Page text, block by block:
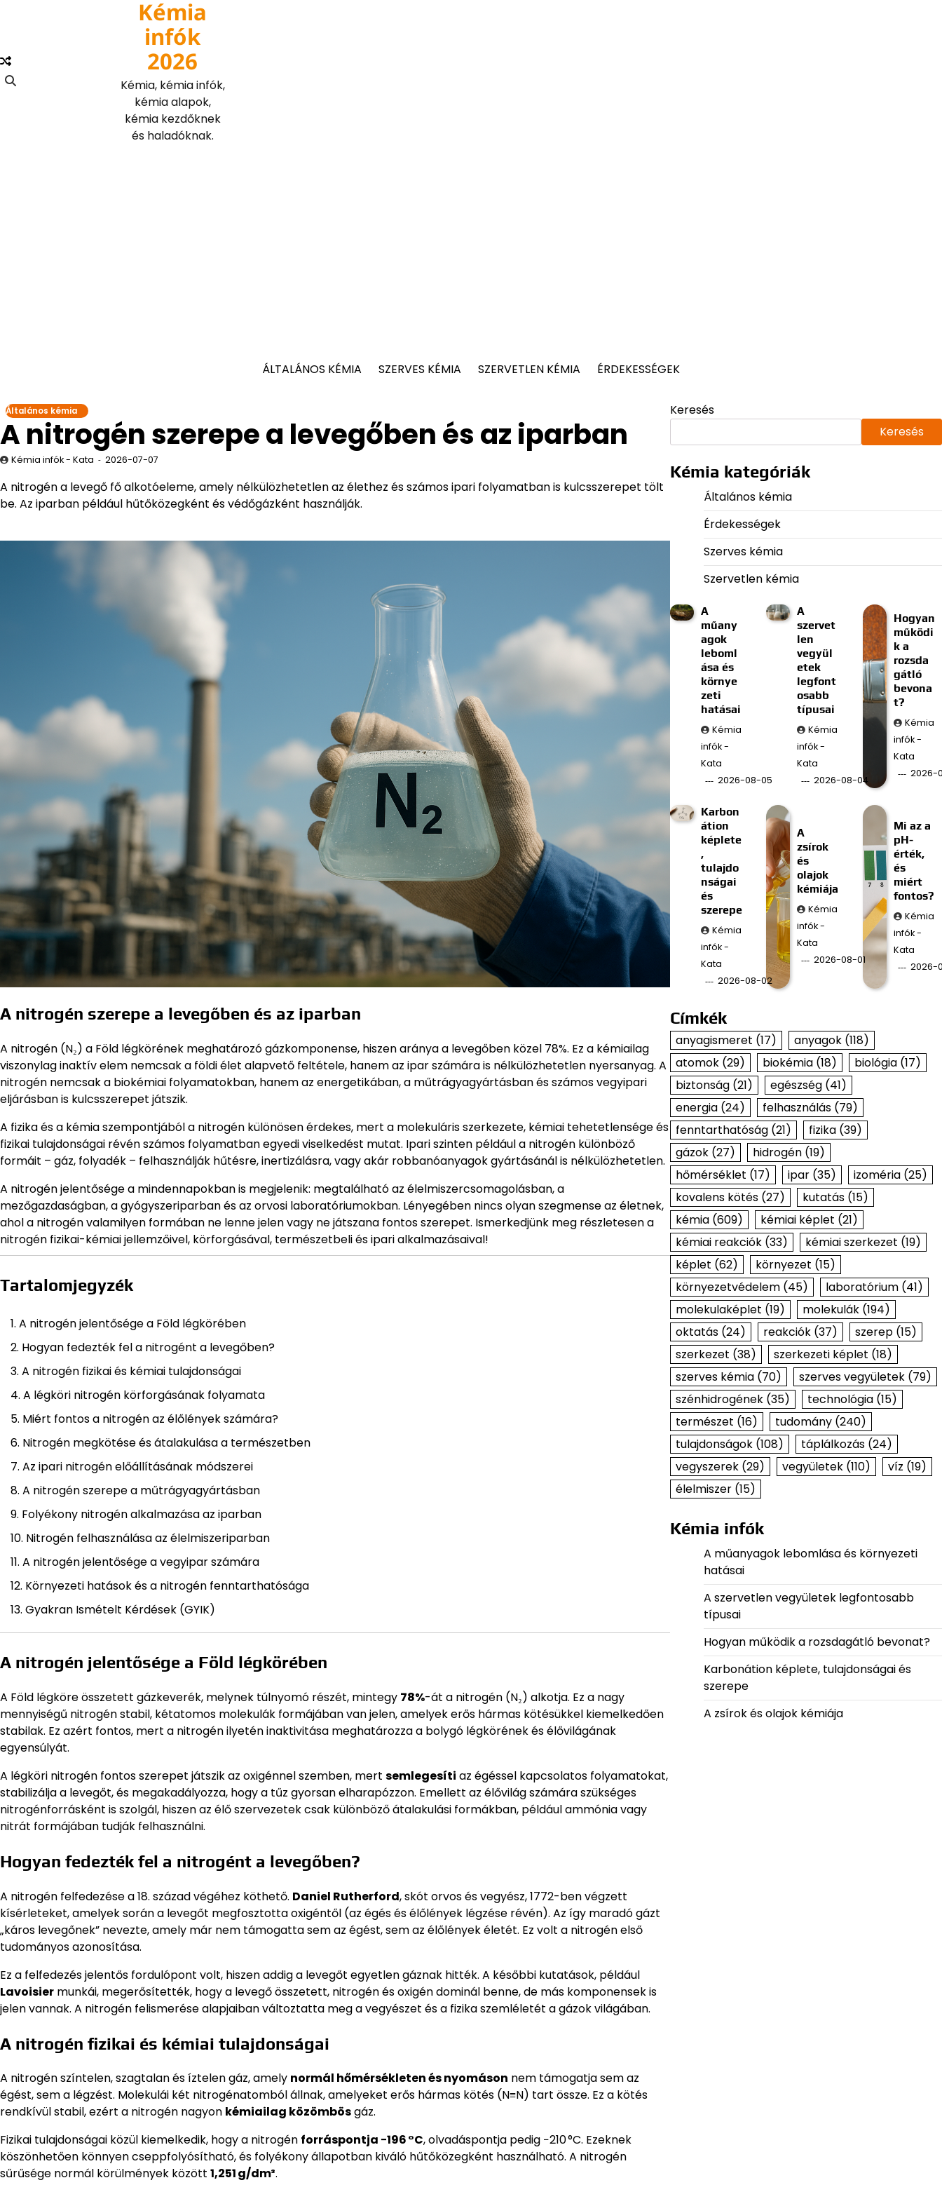
Kémia
infók
2026
Kémia, kémia infók,
kémia alapok,
kémia kezdőknek
és haladóknak.
ÁLTALÁNOS KÉMIA SZERVES KÉMIA SZERVETLEN KÉMIA ÉRDEKESSÉGEK
Általános kémia
A nitrogén szerepe a levegőben és az iparban
Kémia infók - Kata 2026-07-07
A nitrogén a levegő fő alkotóeleme, amely nélkülözhetetlen az élethez és számos ipari folyamatban is kulcsszerepet tölt
be. Az iparban például hűtőközegként és védőgázként használják.
A nitrogén szerepe a levegőben és az iparban
A nitrogén (N₂) a Föld légkörének meghatározó gázkomponense, hiszen aránya a levegőben közel 78%. Ez a kémiailag
viszonylag inaktív elem nemcsak a földi élet alapvető feltétele, hanem az ipar számára is nélkülözhetetlen nyersanyag. A
nitrogén nemcsak a biokémiai folyamatokban, hanem az energetikában, a műtrágyagyártásban és számos vegyipari
eljárásban is kulcsszerepet játszik.
A fizika és a kémia szempontjából a nitrogén különösen érdekes, mert a molekuláris szerkezete, kémiai tehetetlensége és
fizikai tulajdonságai révén számos folyamatban egyedi viselkedést mutat. Ipari szinten például a nitrogén különböző
formáit – gáz, folyadék – felhasználják hűtésre, inertizálásra, vagy akár robbanóanyagok gyártásánál is nélkülözhetetlen.
A nitrogén jelentősége a mindennapokban is megjelenik: megtalálható az élelmiszercsomagolásban, a
mezőgazdaságban, a gyógyszeriparban és az orvosi laboratóriumokban. Lényegében nincs olyan szegmense az életnek,
ahol a nitrogén valamilyen formában ne lenne jelen vagy ne játszana fontos szerepet. Ismerkedjünk meg részletesen a
nitrogén fizikai-kémiai jellemzőivel, körforgásával, természetbeli és ipari alkalmazásaival!
Tartalomjegyzék
A nitrogén jelentősége a Föld légkörében
Hogyan fedezték fel a nitrogént a levegőben?
A nitrogén fizikai és kémiai tulajdonságai
A légköri nitrogén körforgásának folyamata
Miért fontos a nitrogén az élőlények számára?
Nitrogén megkötése és átalakulása a természetben
Az ipari nitrogén előállításának módszerei
A nitrogén szerepe a műtrágyagyártásban
Folyékony nitrogén alkalmazása az iparban
Nitrogén felhasználása az élelmiszeriparban
A nitrogén jelentősége a vegyipar számára
Környezeti hatások és a nitrogén fenntarthatósága
Gyakran Ismételt Kérdések (GYIK)
A nitrogén jelentősége a Föld légkörében
A Föld légköre összetett gázkeverék, melynek túlnyomó részét, mintegy 78%-át a nitrogén (N₂) alkotja. Ez a nagy
mennyiségű nitrogén stabil, kétatomos molekulák formájában van jelen, amelyek erős hármas kötésükkel kiemelkedően
stabilak. Ez azért fontos, mert a nitrogén ilyetén inaktivitása meghatározza a bolygó légkörének és élővilágának
egyensúlyát.
A légköri nitrogén fontos szerepet játszik az oxigénnel szemben, mert semlegesíti az égéssel kapcsolatos folyamatokat,
stabilizálja a levegőt, és megakadályozza, hogy a tűz gyorsan elharapózzon. Emellett az élővilág számára szükséges
nitrogénforrásként is szolgál, hiszen az élő szervezetek csak különböző átalakulási formákban, például ammónia vagy
nitrát formájában tudják felhasználni.
Hogyan fedezték fel a nitrogént a levegőben?
A nitrogén felfedezése a 18. század végéhez köthető. Daniel Rutherford, skót orvos és vegyész, 1772-ben végzett
kísérleteket, amelyek során a levegőt megfosztotta oxigéntől (az égés és élőlények légzése révén). Az így maradó gázt
„káros levegőnek” nevezte, amely már nem támogatta sem az égést, sem az élőlények életét. Ez volt a nitrogén első
tudományos azonosítása.
Ez a felfedezés jelentős fordulópont volt, hiszen addig a levegőt egyetlen gáznak hitték. A későbbi kutatások, például
Lavoisier munkái, megerősítették, hogy a levegő összetett, nitrogén és oxigén dominál benne, de más komponensek is
jelen vannak. A nitrogén felismerése alapjaiban változtatta meg a vegyészet és a fizika szemléletét a gázok világában.
A nitrogén fizikai és kémiai tulajdonságai
A nitrogén színtelen, szagtalan és íztelen gáz, amely normál hőmérsékleten és nyomáson nem támogatja sem az
égést, sem a légzést. Molekulái két nitrogénatomból állnak, amelyeket erős hármas kötés (N≡N) tart össze. Ez a kötés
rendkívül stabil, ezért a nitrogén nagyon kémiailag közömbösgáz.
Fizikai tulajdonságai közül kiemelkedik, hogy a nitrogén forráspontja −196 °C, olvadáspontja pedig −210 °C. Ezeknek
köszönhetően könnyen cseppfolyósítható, és folyékony állapotban kiváló hűtőközegként használható. A nitrogén
sűrűsége normál körülmények között 1,251 g/dm³.
Keresés
Keresés
Kémia kategóriák
Általános kémia
Érdekességek
Szerves kémia
Szervetlen kémia
A
műany
agok
leboml
ása és
környe
zeti
hatásai
Kémia
infók -
Kata
2026-08-05
A
szervet
len
vegyül
etek
legfont
osabb
típusai
Kémia
infók -
Kata
2026-08-04
Hogyan
működi
k a
rozsda
gátló
bevona
t?
Kémia
infók -
Kata
2026-
Karbon
átion
képlete
,
tulajdo
nságai
és
szerepe
Kémia
infók -
Kata
2026-08-02
A
zsírok
és
olajok
kémiája
Kémia
infók -
Kata
2026-08-01
Mi az a
pH-
érték,
és
miért
fontos?
Kémia
infók -
Kata
2026-
Címkék
anyagismeret (17) anyagok(118)
atomok(29) biokémia(18) biológia(17)
biztonság(21) egészség(41)
energia(24) felhasználás(79)
fenntarthatóság(21) fizika(39)
gázok(27) hidrogén(19)
hőmérséklet (17) ipar(35) izoméria(25)
kovalens kötés(27) kutatás(15)
kémia(609) kémiai képlet (21)
kémiai reakciók(33) kémiai szerkezet (19)
képlet (62) környezet (15)
környezetvédelem(45) laboratórium(41)
molekulaképlet (19) molekulák(194)
oktatás(24) reakciók(37) szerep(15)
szerkezet (38) szerkezeti képlet (18)
szerves kémia(70) szerves vegyületek(79)
szénhidrogének(35) technológia(15)
természet (16) tudomány(240)
tulajdonságok(108) táplálkozás(24)
vegyszerek(29) vegyületek(110) víz (19)
élelmiszer(15)
Kémia infók
A műanyagok lebomlása és környezeti
hatásai
A szervetlen vegyületek legfontosabb
típusai
Hogyan működik a rozsdagátló bevonat?
Karbonátion képlete, tulajdonságai és
szerepe
A zsírok és olajok kémiája